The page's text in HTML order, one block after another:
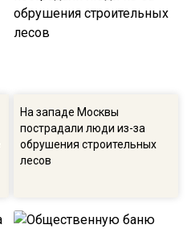
На западе Москвы
пострадали люди из-за
обрушения строительных
лесов